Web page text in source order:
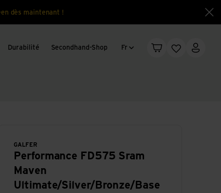
dès maintenant !
Changement de langue
Fr
PanierListe Mon
Durabilité Secondhand-Shop
GALFER
Performance FD575 Sram
Maven
Ultimate/Silver/Bronze/Base